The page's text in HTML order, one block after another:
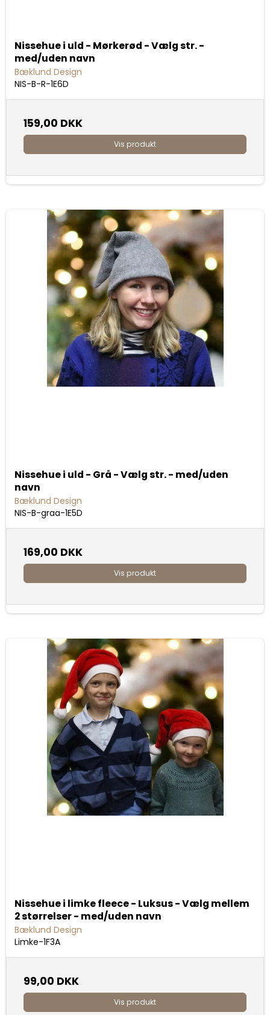
Nissehue i uld - Mørkerød - Vælg str. -
med/uden navn
Bæklund Design
NIS-B-R-1E6D
159,00 DKK
Vis produkt
Nissehue i uld - Grå - Vælg str. - med/uden
navn
Bæklund Design
NIS-B-graa-1E5D
169,00 DKK
Vis produkt
Nissehue i limke fleece - Luksus - Vælg mellem
2 størrelser - med/uden navn
Bæklund Design
Limke-1F3A
99,00 DKK
Vis produkt